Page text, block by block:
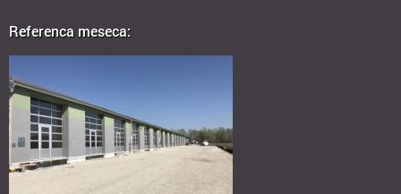
Referenca meseca: